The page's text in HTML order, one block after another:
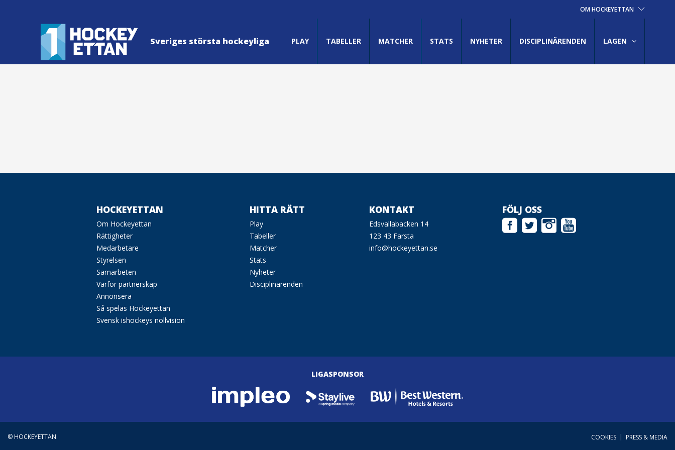
OM HOCKEYETTAN
Sveriges största hockeyliga PLAY TABELLER MATCHER STATS NYHETER DISCIPLINÄRENDEN LAGEN
HOCKEYETTAN
Om Hockeyettan
Rättigheter
Medarbetare
Styrelsen
Samarbeten
Varför partnerskap
Annonsera
Så spelas Hockeyettan
Svensk ishockeys nollvision
HITTA RÄTT
Play
Tabeller
Matcher
Stats
Nyheter
Disciplinärenden
KONTAKT
Edsvallabacken 14
123 43 Farsta
info@hockeyettan.se
FÖLJ OSS
LIGASPONSOR
© HOCKEYETTAN COOKIES | PRESS & MEDIA